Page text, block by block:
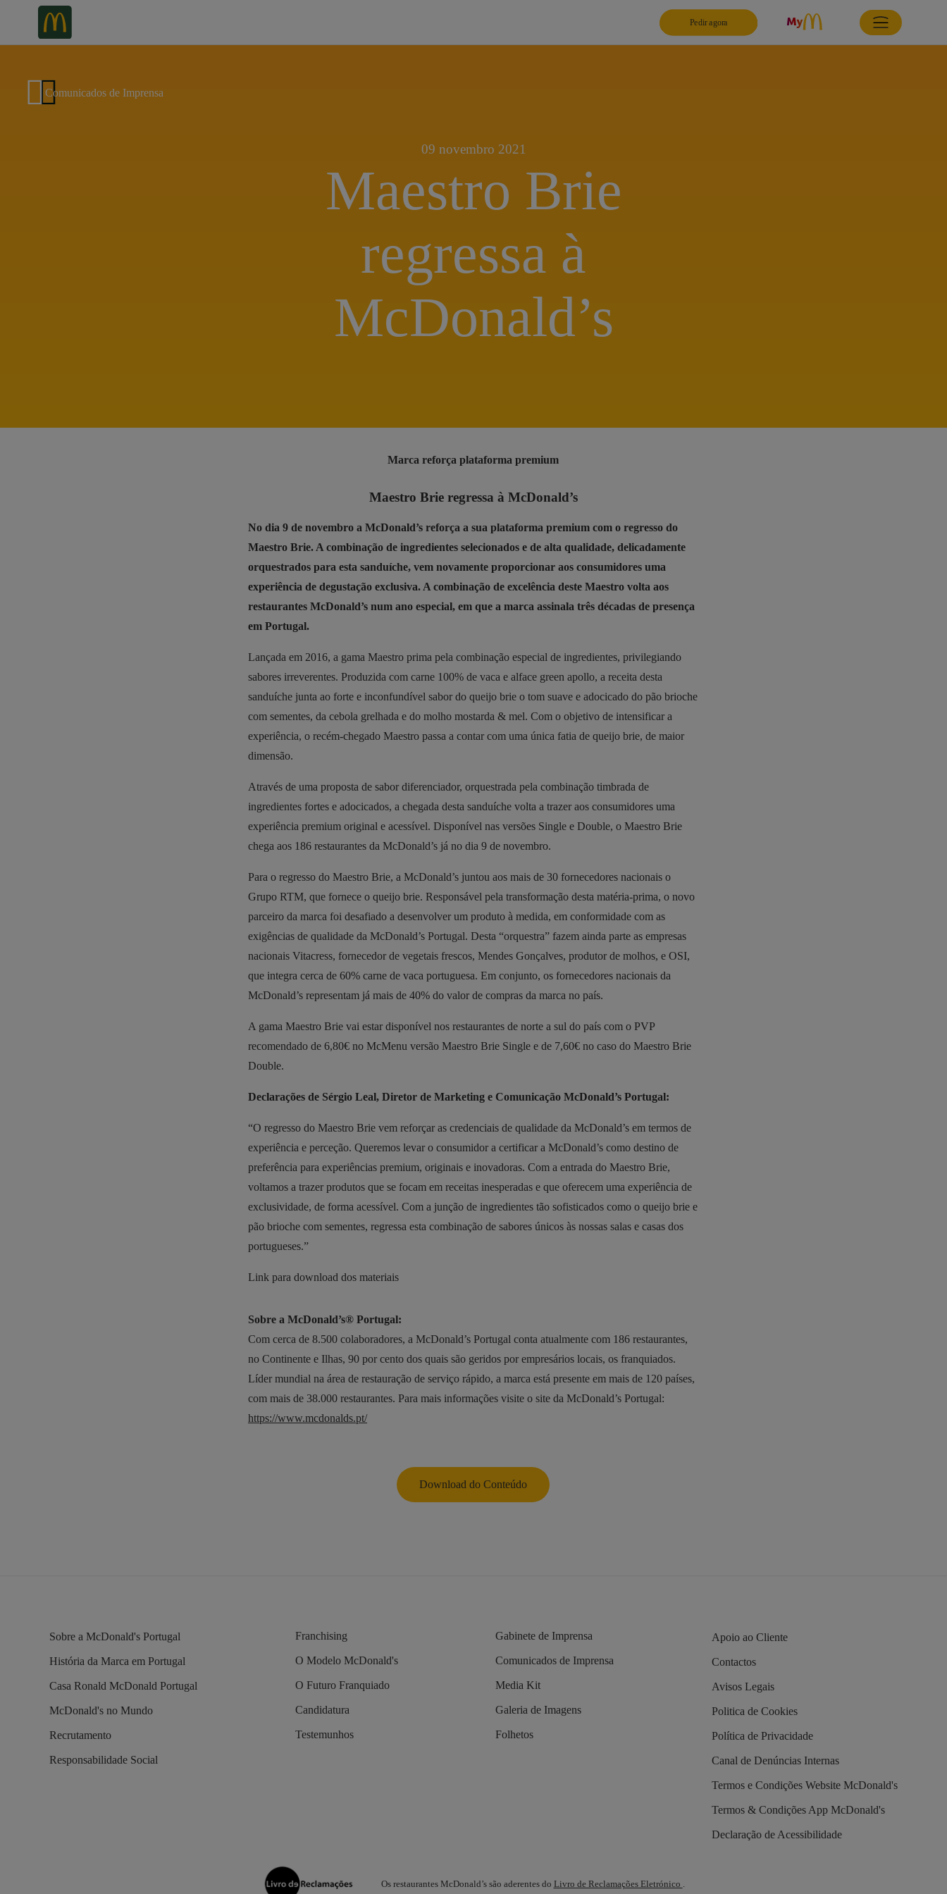
Pedir agora
Comunicados de Imprensa
09 novembro 2021
Maestro Brie
regressa à
McDonald’s
Marca reforça plataforma premium
Maestro Brie regressa à McDonald’s
No dia 9 de novembro a McDonald’s reforça a sua plataforma premium com o regresso do
Maestro Brie. A combinação de ingredientes selecionados e de alta qualidade, delicadamente
orquestrados para esta sanduíche, vem novamente proporcionar aos consumidores uma
experiência de degustação exclusiva. A combinação de excelência deste Maestro volta aos
restaurantes McDonald’s num ano especial, em que a marca assinala três décadas de presença
em Portugal.
Lançada em 2016, a gama Maestro prima pela combinação especial de ingredientes, privilegiando
sabores irreverentes. Produzida com carne 100% de vaca e alface green apollo, a receita desta
sanduíche junta ao forte e inconfundível sabor do queijo brie o tom suave e adocicado do pão brioche
com sementes, da cebola grelhada e do molho mostarda & mel. Com o objetivo de intensificar a
experiência, o recém-chegado Maestro passa a contar com uma única fatia de queijo brie, de maior
dimensão.
Através de uma proposta de sabor diferenciador, orquestrada pela combinação timbrada de
ingredientes fortes e adocicados, a chegada desta sanduíche volta a trazer aos consumidores uma
experiência premium original e acessível. Disponível nas versões Single e Double, o Maestro Brie
chega aos 186 restaurantes da McDonald’s já no dia 9 de novembro.
Para o regresso do Maestro Brie, a McDonald’s juntou aos mais de 30 fornecedores nacionais o
Grupo RTM, que fornece o queijo brie. Responsável pela transformação desta matéria-prima, o novo
parceiro da marca foi desafiado a desenvolver um produto à medida, em conformidade com as
exigências de qualidade da McDonald’s Portugal. Desta “orquestra” fazem ainda parte as empresas
nacionais Vitacress, fornecedor de vegetais frescos, Mendes Gonçalves, produtor de molhos, e OSI,
que integra cerca de 60% carne de vaca portuguesa. Em conjunto, os fornecedores nacionais da
McDonald’s representam já mais de 40% do valor de compras da marca no país.
A gama Maestro Brie vai estar disponível nos restaurantes de norte a sul do país com o PVP
recomendado de 6,80€ no McMenu versão Maestro Brie Single e de 7,60€ no caso do Maestro Brie
Double.
Declarações de Sérgio Leal, Diretor de Marketing e Comunicação McDonald’s Portugal:
“O regresso do Maestro Brie vem reforçar as credenciais de qualidade da McDonald’s em termos de
experiência e perceção. Queremos levar o consumidor a certificar a McDonald’s como destino de
preferência para experiências premium, originais e inovadoras. Com a entrada do Maestro Brie,
voltamos a trazer produtos que se focam em receitas inesperadas e que oferecem uma experiência de
exclusividade, de forma acessível. Com a junção de ingredientes tão sofisticados como o queijo brie e
pão brioche com sementes, regressa esta combinação de sabores únicos às nossas salas e casas dos
portugueses.”
Link para download dos materiais
Sobre a McDonald’s® Portugal:
Com cerca de 8.500 colaboradores, a McDonald’s Portugal conta atualmente com 186 restaurantes,
no Continente e Ilhas, 90 por cento dos quais são geridos por empresários locais, os franquiados.
Líder mundial na área de restauração de serviço rápido, a marca está presente em mais de 120 países,
com mais de 38.000 restaurantes. Para mais informações visite o site da McDonald’s Portugal:
https://www.mcdonalds.pt/
Download do Conteúdo
Sobre a McDonald's Portugal
História da Marca em Portugal
Casa Ronald McDonald Portugal
McDonald's no Mundo
Recrutamento
Responsabilidade Social
Franchising
O Modelo McDonald's
O Futuro Franquiado
Candidatura
Testemunhos
Gabinete de Imprensa
Comunicados de Imprensa
Media Kit
Galeria de Imagens
Folhetos
Apoio ao Cliente
Contactos
Avisos Legais
Politica de Cookies
Política de Privacidade
Canal de Denúncias Internas
Termos e Condições Website McDonald's
Termos & Condições App McDonald's
Declaração de Acessibilidade
Os restaurantes McDonald’s são aderentes do Livro de Reclamações Eletrónico